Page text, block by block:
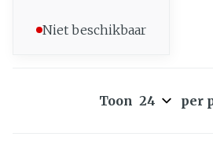
Niet beschikbaar
Toon per